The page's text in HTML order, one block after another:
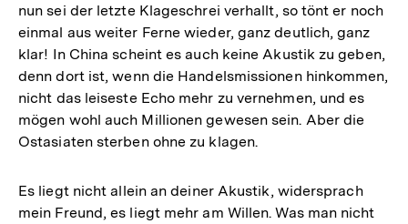
nun sei der letzte Klageschrei verhallt, so tönt er noch
einmal aus weiter Ferne wieder, ganz deutlich, ganz
klar! In China scheint es auch keine Akustik zu geben,
denn dort ist, wenn die Handelsmissionen hinkommen,
nicht das leiseste Echo mehr zu vernehmen, und es
mögen wohl auch Millionen gewesen sein. Aber die
Ostasiaten sterben ohne zu klagen.
Es liegt nicht allein an deiner Akustik, widersprach
mein Freund, es liegt mehr am Willen. Was man nicht